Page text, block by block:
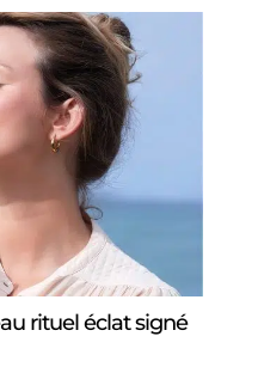
rituel éclat signé